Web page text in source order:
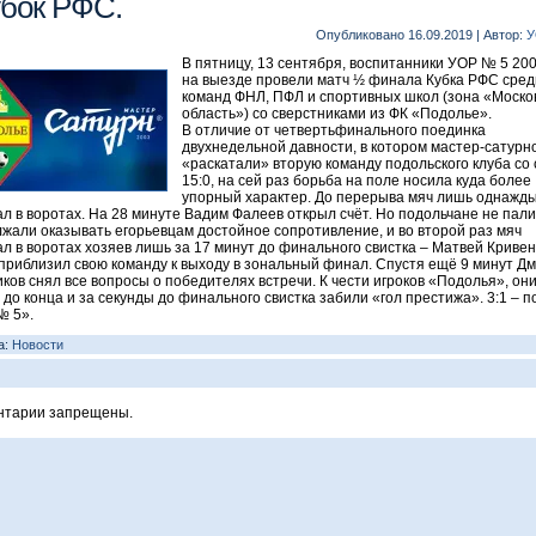
РФС.
Опубликовано 16.09.2019 | Автор:
В пятницу, 13 сентября, воспитанники УОР № 5
на выезде провели матч ½ финала Кубка РФС
команд ФНЛ, ПФЛ и спортивных школ (зона
область») со сверстниками из ФК «Подолье».
В отличие от четвертьфинального поединка
двухнедельной давности, в котором мастер-
«раскатали» вторую команду подольского клуба со
15:0, на сей раз борьба на поле носила куда более
упорный характер. До перерыва мяч лишь
в воротах. На 28 минуте Вадим Фалеев открыл счёт. Но подольчане не
оказывать егорьевцам достойное сопротивление, и во второй раз мяч
в воротах хозяев лишь за 17 минут до финального свистка – Матвей
свою команду к выходу в зональный финал. Спустя ещё 9 минут
снял все вопросы о победителях встречи. К чести игроков «Подолья», они
до конца и за секунды до финального свистка забили «гол престижа». 3:1 –
5».
Новости
запрещены.